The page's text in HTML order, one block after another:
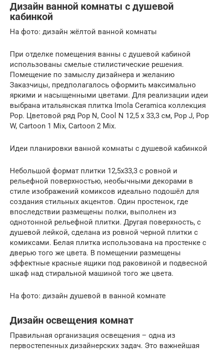
Дизайн ванной комнаты с душевой
кабинкой
На фото: дизайн жёлтой ванной комнаты
При отделке помещения ванны с душевой кабиной
использованы смелые стилистические решения.
Помещение по замыслу дизайнера и желанию
Заказчицы, предполагалось оформить максимально
яркими и насыщенными цветами. Для реализации идеи
выбрана итальянская плитка Imola Ceramica коллекция
Pop. Цветовой ряд Pop N, Cool N 12,5 x 33,3 см, Pop J, Pop
W, Cartoon 1 Mix, Cartoon 2 Mix.
Идеи планировки ванной комнаты с душевой кабинкой
Небольшой формат плитки 12,5х33,3 с ровной и
рельефной поверхностью, необычными декорами в
стиле изображений комиксов идеально подошёл для
создания стильных акцентов. Один простенок, где
впоследствии размещены полки, выполнен из
однотонной рельефной плитки. Другая поверхность, с
душевой лейкой, сделана из ровной черной плитки с
комиксами. Белая плитка использована на простенке с
дверью того же цвета. В помещении размещены
эффектные красные ящики под раковиной и подвесной
шкаф над стиральной машиной того же цвета.
На фото: дизайн душевой в ванной комнате
Дизайн освещения комнат
Правильная организация освещения – одна из
первостепенных дизайнерских задач. Это важнейшая